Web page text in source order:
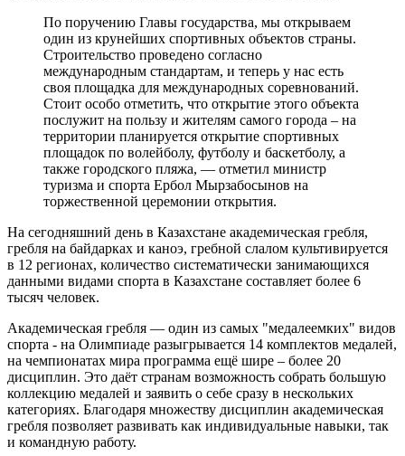
По поручению Главы государства, мы открываем
один из крунейших спортивных объектов страны.
Строительство проведено согласно
международным стандартам, и теперь у нас есть
своя площадка для международных соревнований.
Стоит особо отметить, что открытие этого объекта
послужит на пользу и жителям самого города – на
территории планируется открытие спортивных
площадок по волейболу, футболу и баскетболу, а
также городского пляжа, — отметил министр
туризма и спорта Ербол Мырзабосынов на
торжественной церемонии открытия.
На сегодняшний день в Казахстане академическая гребля,
гребля на байдарках и каноэ, гребной слалом культивируется
в 12 регионах, количество систематически занимающихся
данными видами спорта в Казахстане составляет более 6
тысяч человек.
Академическая гребля — один из самых "медалеемких" видов
спорта - на Олимпиаде разыгрывается 14 комплектов медалей,
на чемпионатах мира программа ещё шире – более 20
дисциплин. Это даёт странам возможность собрать большую
коллекцию медалей и заявить о себе сразу в нескольких
категориях. Благодаря множеству дисциплин академическая
гребля позволяет развивать как индивидуальные навыки, так
и командную работу.